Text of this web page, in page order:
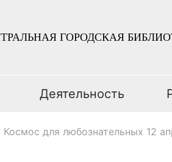
ГОРОДСКАЯ
Деятельность
Космос для любознательных 12